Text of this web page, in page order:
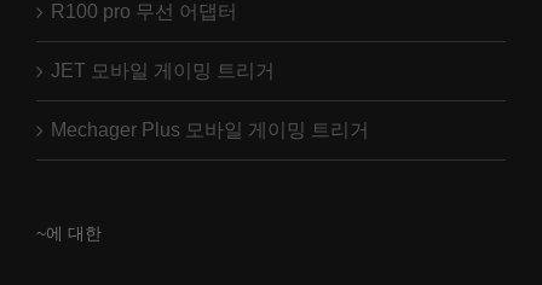
R100 pro 무선 어댑터
JET 모바일 게이밍 트리거
Mechager Plus 모바일 게이밍 트리거
~에 대한